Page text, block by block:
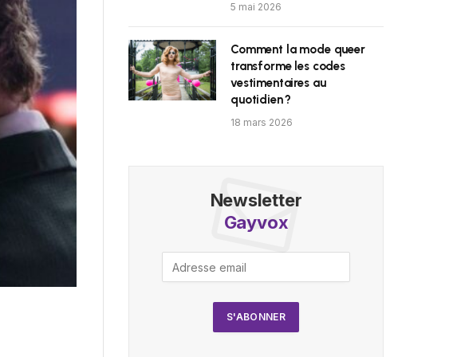
5 mai 2026
Comment la mode queer
transforme les codes
vestimentaires au
quotidien ?
18 mars 2026
Newsletter
Gayvox